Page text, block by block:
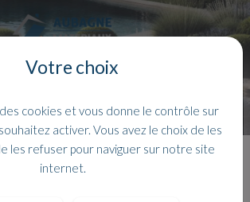
Accueil Actualites
Votre choix
cookies et vous donne le contrôle sur
activer. Vous avez le choix de les
les refuser pour naviguer sur notre site
internet.